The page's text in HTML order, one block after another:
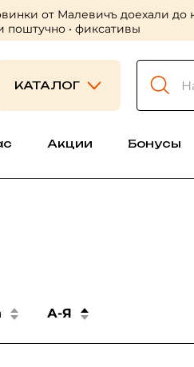
холсты
КАТАЛОГ
Акции Бонусы
А-Я